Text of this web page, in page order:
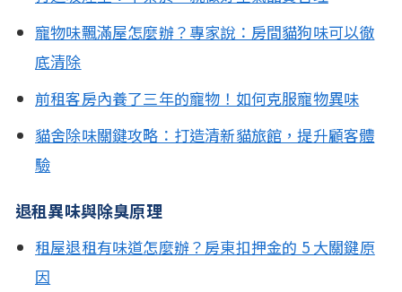
寵物味飄滿屋怎麼辦？專家說：房間貓狗味可以徹
底清除
前租客房內養了三年的寵物！如何克服寵物異味
貓舍除味關鍵攻略：打造清新貓旅館，提升顧客體
驗
退租異味與除臭原理
租屋退租有味道怎麼辦？房東扣押金的 5 大關鍵原
因